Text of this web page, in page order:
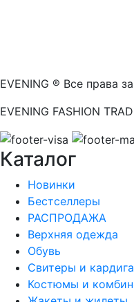
EVENING ® Все права
EVENING FASHION
Каталог
Новинки
Бестселлеры
РАСПРОДАЖА
Верхняя одежда
Обувь
Свитеры и
Костюмы и